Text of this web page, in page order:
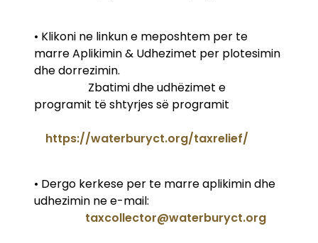
• Klikoni ne linkun e meposhtem per te
marre Aplikimin & Udhezimet per plotesimin
dhe dorrezimin.
Zbatimi dhe udhëzimet e
programit të shtyrjes së programit
https://waterburyct.org/taxrelief/
• Dergo kerkese per te marre aplikimin dhe
udhezimin ne e-mail:
taxcollector@waterburyct.org